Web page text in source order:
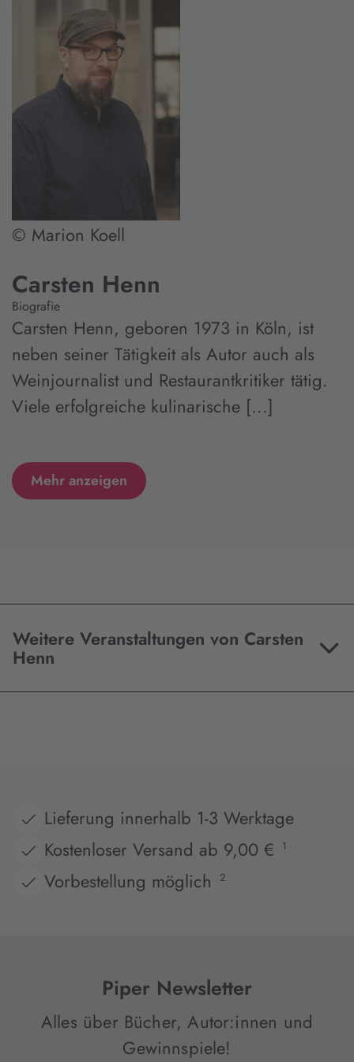
© Marion Koell
Carsten Henn
Biografie
Carsten Henn, geboren 1973 in Köln, ist
neben seiner Tätigkeit als Autor auch als
Weinjournalist und Restaurantkritiker tätig.
Viele erfolgreiche kulinarische [...]
Mehr anzeigen
Weitere Veranstaltungen von Carsten
Henn
Lieferung innerhalb 1-3 Werktage
Kostenloser Versand ab 9,00 €
1
Vorbestellung möglich 2
Piper Newsletter
Alles über Bücher, Autor:innen und
Gewinnspiele!